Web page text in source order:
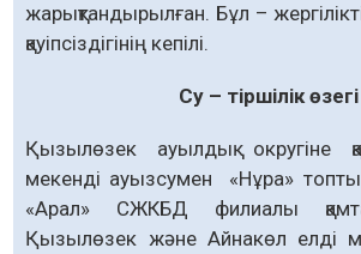
жарықтандырылған. Бұл –
қауіпсіздігінің кепілі.
Су – тіршілік өзегі
Қызылөзек ауылдық округіне
мекенді ауызсумен «Нұра»
«Арал» СЖКБД филиалы
Қызылөзек және Айнакөл елді